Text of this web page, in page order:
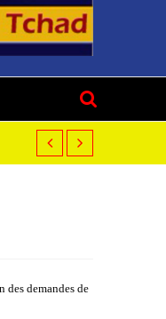
des demandes de